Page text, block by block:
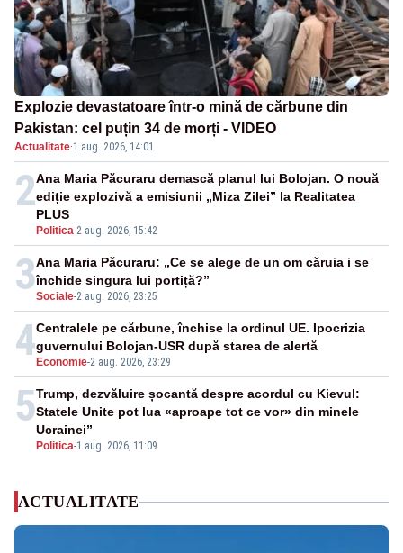
Explozie devastatoare într-o mină de cărbune din
Pakistan: cel puțin 34 de morți - VIDEO
Actualitate·1 aug. 2026, 14:01
2
Politica-2 aug. 2026, 15:42
Ana Maria Păcuraru demască planul lui Bolojan. O nouă
ediție explozivă a emisiunii „Miza Zilei” la Realitatea
PLUS
3Sociale-2 aug. 2026, 23:25
Ana Maria Păcuraru: „Ce se alege de un om căruia i se
închide singura lui portiță?”
4 Economie-2 aug. 2026, 23:29
Centralele pe cărbune, închise la ordinul UE. Ipocrizia
guvernului Bolojan-USR după starea de alertă
5
Politica-1 aug. 2026, 11:09
Trump, dezvăluire șocantă despre acordul cu Kievul:
Statele Unite pot lua «aproape tot ce vor» din minele
Ucrainei”
ACTUALITATE